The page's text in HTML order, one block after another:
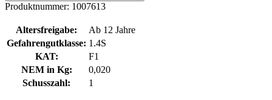
Produktnummer: 1007613
Altersfreigabe:
Ab 12 Jahre
Gefahrengutklasse: 1.4S
KAT:
F1
NEM in Kg:
0,020
Schusszahl:
1